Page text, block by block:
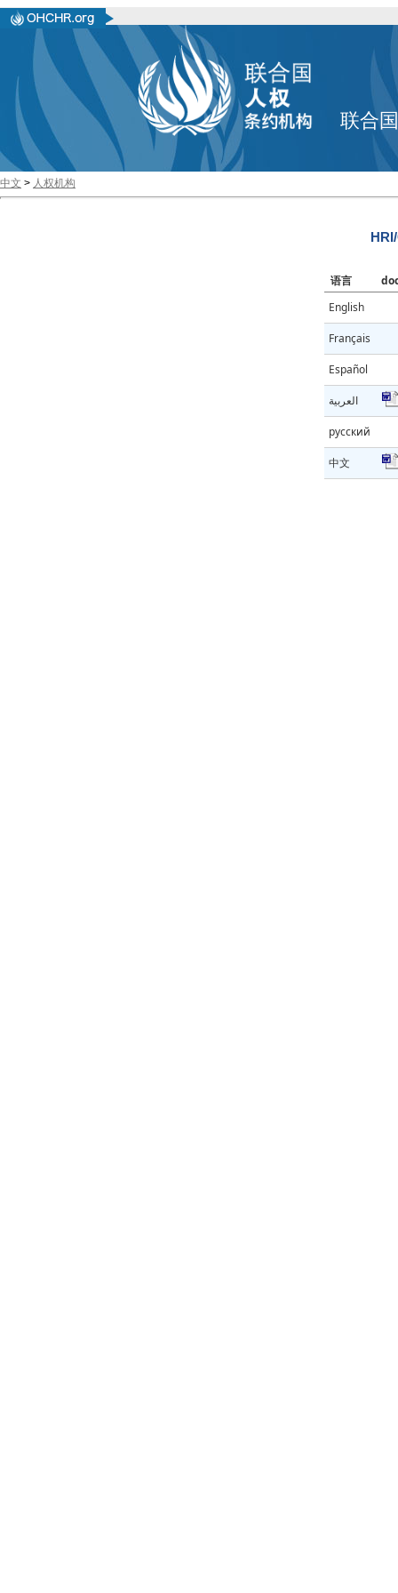
联合
中文 > 人权机构
语言
English
Français
Español
العربية
русский
中文